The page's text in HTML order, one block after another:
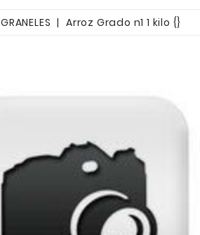
GRANELES Arroz Grado n1 1 kilo {}